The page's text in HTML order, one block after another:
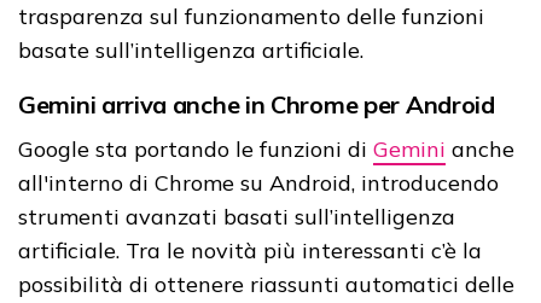
trasparenza sul funzionamento delle funzioni
basate sull’intelligenza artificiale.
Gemini arriva anche in Chrome per Android
Google sta portando le funzioni di Gemini anche
all'interno di Chrome su Android, introducendo
strumenti avanzati basati sull’intelligenza
artificiale. Tra le novità più interessanti c’è la
possibilità di ottenere riassunti automatici delle